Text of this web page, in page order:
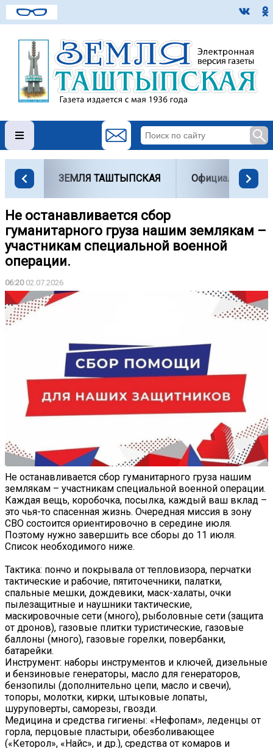
ЗЕМЛЯ ТАШТЫПСКАЯ Официально
Не останавливается сбор
гуманитарного груза нашим землякам –
участникам специальной военной
операции.
06:2002.07.2026
Не останавливается сбор гуманитарного груза нашим
землякам – участникам специальной военной операции.
Каждая вещь, коробочка, посылка, каждый ваш вклад –
это чья-то спасенная жизнь. Очередная миссия в зону
СВО состоится ориентировочно в середине июля.
Поэтому нужно завершить все сборы до 11 июля.
Список необходимого ниже.
Тактика: пончо и покрывала от тепловизора, перчатки
тактические и рабочие, пятиточечники, палатки,
спальные мешки, дождевики, маск-халаты, очки
пылезащитные и наушники тактические,
маскировочные сети (много), рыболовные сети (защита
от дронов), газовые плитки туристические, газовые
баллоны (много), газовые горелки, повербанки,
батарейки.
Инструмент: наборы инструментов и ключей, дизельные
и бензиновые генераторы, масло для генераторов,
бензопилы (дополнительно цепи, масло и свечи),
топоры, молотки, кирки, штыковые лопаты,
шуруповерты, саморезы, гвозди.
Медицина и средства гигиены: «Нефопам», леденцы от
горла, перцовые пластыри, обезболивающее
(«Кеторол», «Найс», и др.), средства от комаров и